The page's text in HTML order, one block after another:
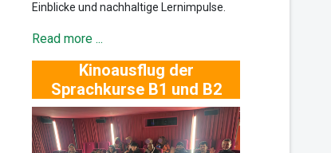
Einblicke und nachhaltige Lernimpulse.
Read more ...
Kinoausflug der
Sprachkurse B1 und B2